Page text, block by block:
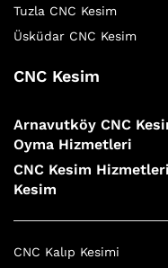
Tuzla CNC Kesim
Üsküdar CNC Kesim
CNC Kesim
Arnavutköy CNC
Oyma Hizmetleri
CNC Kesim
Kesim
CNC Kalıp Kesimi